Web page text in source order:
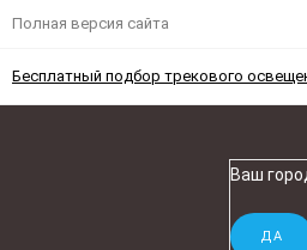
Полная версия сайта
Бесплатный подбор трекового
Ваш